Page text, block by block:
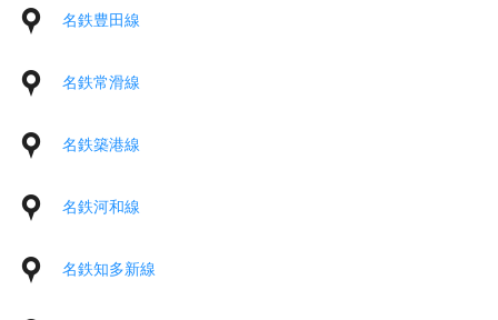
名鉄豊田線
名鉄常滑線
名鉄築港線
名鉄河和線
名鉄知多新線